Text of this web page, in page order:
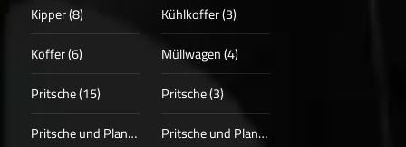
Kipper (8)
Koffer (6)
Pritsche (15)
Pritsche und Plane (3)
Kühlkoffer (3)
Müllwagen (4)
Pritsche (3)
Pritsche und Plane (1)